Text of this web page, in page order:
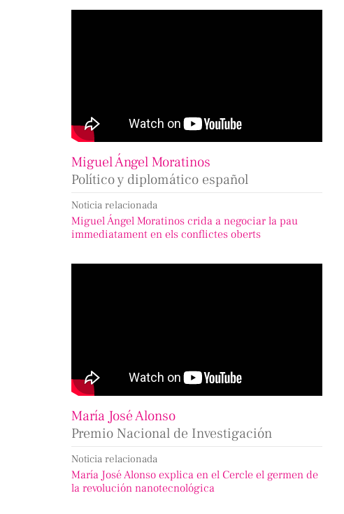
Miguel Ángel Moratinos
Político y diplomático español
Noticia relacionada
Miguel Ángel Moratinos crida a negociar la pau
immediatament en els conflictes oberts
María José Alonso
Premio Nacional de Investigación
Noticia relacionada
María José Alonso explica en el Cercle el germen de
la revolución nanotecnológica